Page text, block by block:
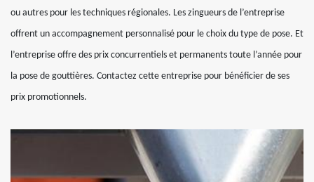
ou autres pour les techniques régionales. Les zingueurs de l’entreprise
offrent un accompagnement personnalisé pour le choix du type de pose. Et
l’entreprise offre des prix concurrentiels et permanents toute l’année pour
la pose de gouttières. Contactez cette entreprise pour bénéficier de ses
prix promotionnels.